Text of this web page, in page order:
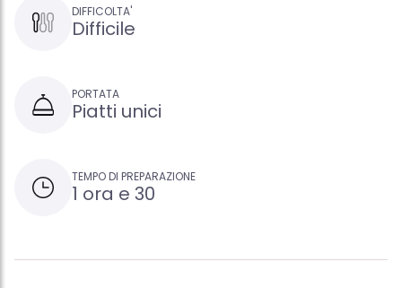
DIFFICOLTA'
Difficile
PORTATA
Piatti unici
TEMPO DI PREPARAZIONE
1 ora e 30